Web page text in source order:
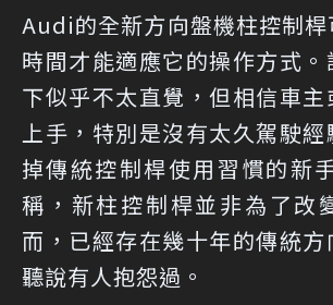
Audi的全新方向盤機柱控制
時間才能適應它的操作方式
下似乎不太直覺，但相信車
上手，特別是沒有太久駕駛經
掉傳統控制桿使用習慣的新
稱，新柱控制桿並非為了改
而，已經存在幾十年的傳統方
聽說有人抱怨過。